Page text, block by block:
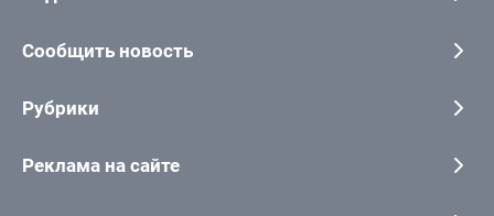
Сообщить новость
Рубрики
Реклама на сайте